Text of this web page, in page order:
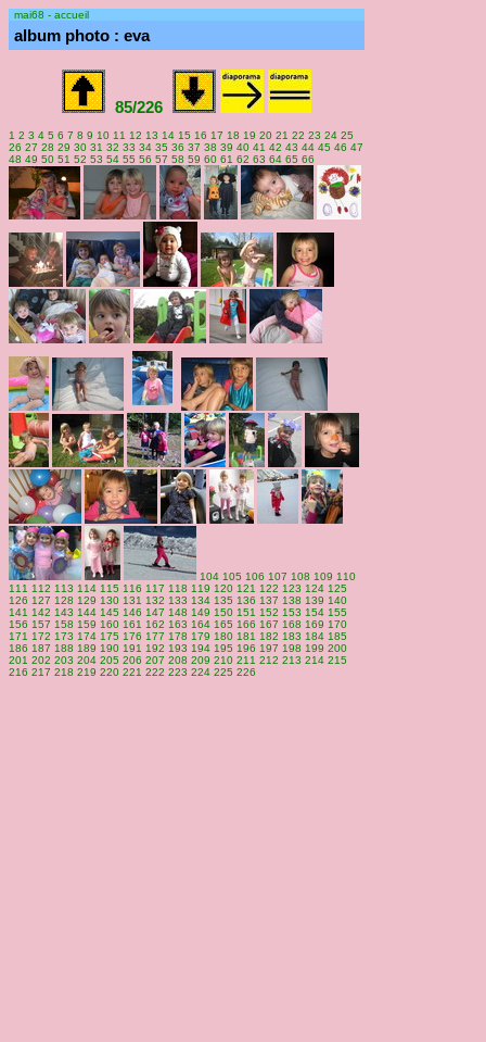
mai68 - accueil
album photo : eva
85/226
1 2 3 4 5 6 7 8 9 10 11 12 13 14 15 16 17 18 19 20 21 22 23 24 25
26 27 28 29 30 31 32 33 34 35 36 37 38 39 40 41 42 43 44 45 46 47
48 49 50 51 52 53 54 55 56 57 58 59 60 61 62 63 64 65 66
104 105 106 107 108 109 110
111 112 113 114 115 116 117 118 119 120 121 122 123 124 125
126 127 128 129 130 131 132 133 134 135 136 137 138 139 140
141 142 143 144 145 146 147 148 149 150 151 152 153 154 155
156 157 158 159 160 161 162 163 164 165 166 167 168 169 170
171 172 173 174 175 176 177 178 179 180 181 182 183 184 185
186 187 188 189 190 191 192 193 194 195 196 197 198 199 200
201 202 203 204 205 206 207 208 209 210 211 212 213 214 215
216 217 218 219 220 221 222 223 224 225 226